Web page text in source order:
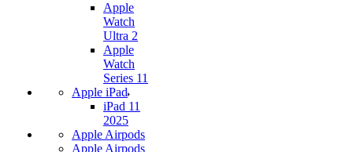
Apple
Watch
Ultra 2
Apple
Watch
Series 11
Apple iPad
iPad 11
2025
Apple Airpods
Apple Airpods